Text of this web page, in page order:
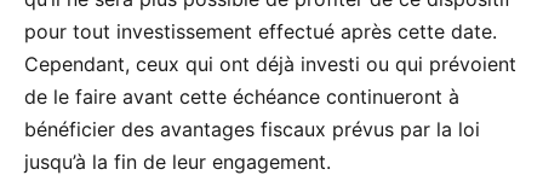
pour tout investissement effectué après cette date.
Cependant, ceux qui ont déjà investi ou qui prévoient
de le faire avant cette échéance continueront à
bénéficier des avantages fiscaux prévus par la loi
jusqu’à la fin de leur engagement.